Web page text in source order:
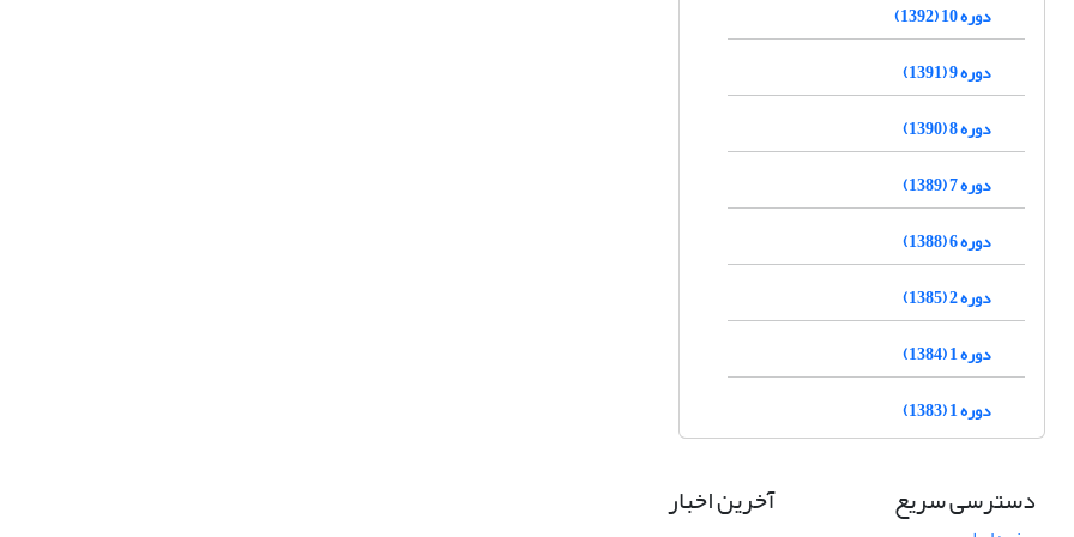
دوره 10 (1392)
دوره 9 (1391)
دوره 8 (1390)
دوره 7 (1389)
دوره 6 (1388)
دوره 2 (1385)
دوره 1 (1384)
دوره 1 (1383)
دسترسی سریع آخرین اخبار